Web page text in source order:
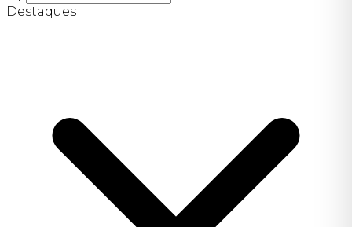
Destaques